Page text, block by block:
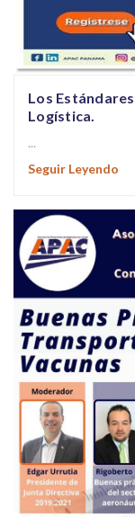
Los
Logística.
...
Seguir Leyendo